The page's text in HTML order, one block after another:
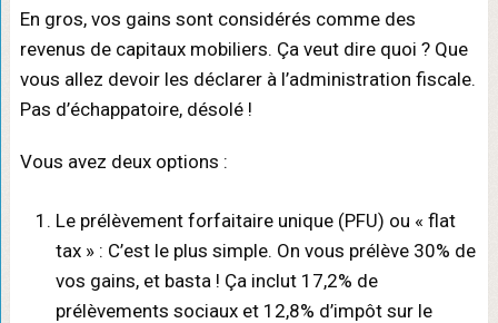
En gros, vos gains sont considérés comme des
revenus de capitaux mobiliers. Ça veut dire quoi ? Que
vous allez devoir les déclarer à l’administration fiscale.
Pas d’échappatoire, désolé !
Vous avez deux options :
Le prélèvement forfaitaire unique (PFU) ou « flat
tax » : C’est le plus simple. On vous prélève 30% de
vos gains, et basta ! Ça inclut 17,2% de
prélèvements sociaux et 12,8% d’impôt sur le